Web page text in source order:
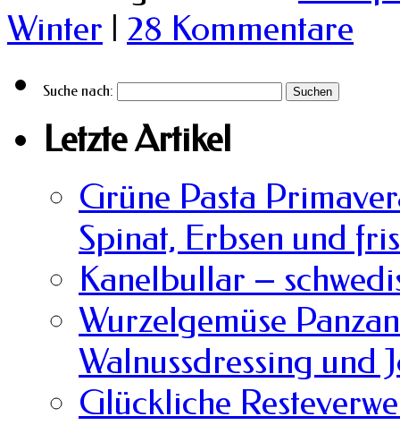
Winter | 28 Kommentare
Suche nach:
Letzte Artikel
Grüne Pasta
Spinat, Erbsen und
Kanelbullar –
Wurzelgemüse
Walnussdressing und
Glückliche